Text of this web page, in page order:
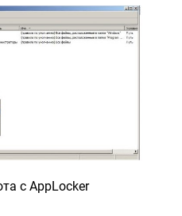
с AppLocker